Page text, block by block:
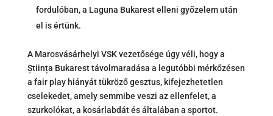
fordulóban, a Laguna Bukarest elleni győzelem után
el is értünk.
A Marosvásárhelyi VSK vezetősége úgy véli, hogy a
Știința Bukarest távolmaradása a legutóbbi mérkőzésen
a fair play hiányát tükröző gesztus, kifejezhetetlen
cselekedet, amely semmibe veszi az ellenfelet, a
szurkolókat, a kosárlabdát és általában a sportot.